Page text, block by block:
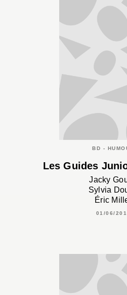
BD -
Les Guides
Jacky
Sylvia
Éric
01/06/